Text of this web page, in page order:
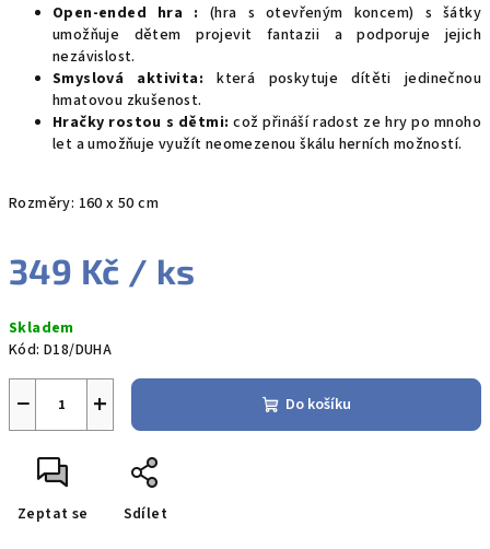
Open-ended hra : (hra s otevřeným koncem) s šátky
umožňuje dětem projevit fantazii a podporuje jejich
nezávislost.
Smyslová aktivita: která poskytuje dítěti jedinečnou
hmatovou zkušenost.
Hračky rostou s dětmi: což přináší radost ze hry po mnoho
let a umožňuje využít neomezenou škálu herních možností.
Rozměry: 160 x 50 cm
349 Kč / ks
cena:
Skladem
Kód: D18/DUHA
+
− Do košíku
Zeptat se Sdílet